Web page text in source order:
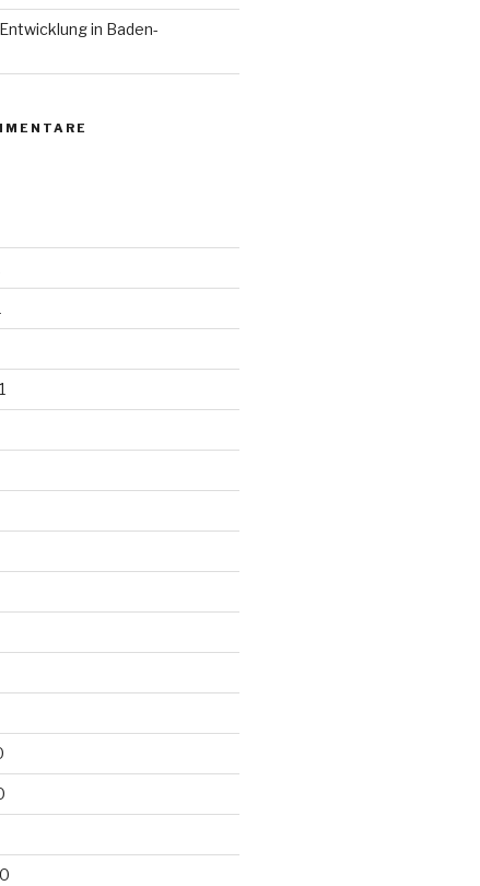
in Baden-